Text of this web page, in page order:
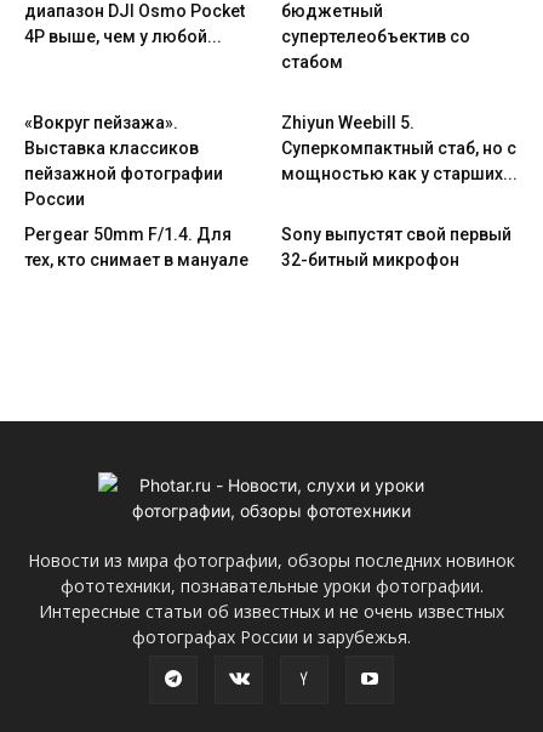
диапазон DJI Osmo Pocket
4P выше, чем у любой...
бюджетный
супертелеобъектив со
стабом
«Вокруг пейзажа».
Выставка классиков
пейзажной фотографии
России
Zhiyun Weebill 5.
Cуперкомпактный стаб, но с
мощностью как у старших...
Pergear 50mm F/1.4. Для
тех, кто снимает в мануале
Sony выпустят свой первый
32-битный микрофон
Новости из мира фотографии, обзоры последних новинок
фототехники, познавательные уроки фотографии.
Интересные статьи об известных и не очень известных
фотографах России и зарубежья.